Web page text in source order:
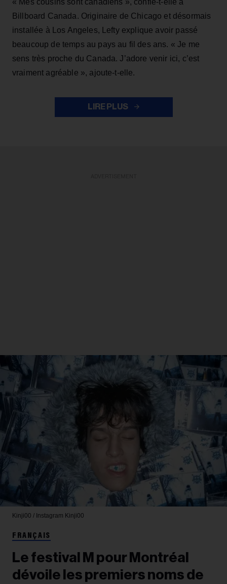
« Mes cousins sont canadiens », confie-t-elle à
Billboard Canada. Originaire de Chicago et désormais
installée à Los Angeles, Lefty explique avoir passé
beaucoup de temps au pays au fil des ans. « Je me
sens très proche du Canada. J’adore venir ici, c’est
vraiment agréable », ajoute-t-elle.
LIRE PLUS
Kinji00 / Instagram Kinji00
FRANÇAIS
Le festival M pour Montréal
dévoile les premiers noms de